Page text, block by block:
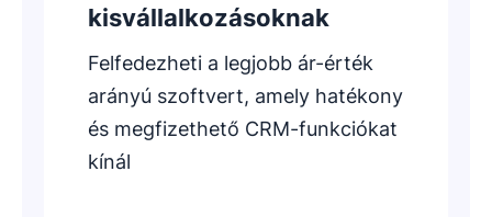
kisvállalkozásoknak
Felfedezheti a legjobb ár-érték
arányú szoftvert, amely hatékony
és megfizethető CRM-funkciókat
kínál